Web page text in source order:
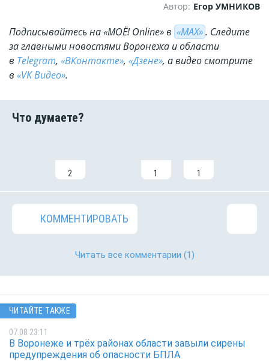
Автор: Егор УМНИКОВ
Подписывайтесь на «МОЁ! Online» в «МАХ». Cледите
за главными новостями Воронежа и области
в Telegram, «ВКонтакте», «Дзене», а видео смотрите
в «VK Видео».
2 1 1
КОММЕНТИРОВАТЬ
Читать все комментарии (1)
ЧИТАЙТЕ ТАКЖЕ
07.08 23:11
В Воронеже и трёх районах области завыли сирены
предупреждения об опасности БПЛА